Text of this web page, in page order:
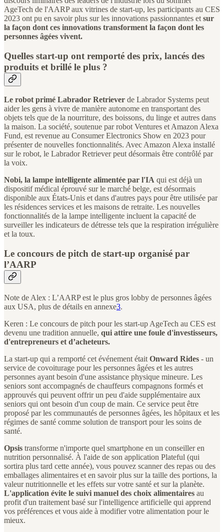
AgeTech de l'AARP aux vitrines de start-up, les participants au CES
2023 ont pu en savoir plus sur les innovations passionnantes et sur
la façon dont ces innovations transforment la façon dont les
personnes âgées vivent.
Quelles start-up ont remporté des prix, lancés des
produits et brillé le plus ?
Le robot primé Labrador Retriever de Labrador Systems peut
aider les gens à vivre de manière autonome en transportant des
objets tels que de la nourriture, des boissons, du linge et autres dans
la maison. La société, soutenue par robot Ventures et Amazon Alexa
Fund, est revenue au Consumer Electronics Show en 2023 pour
présenter de nouvelles fonctionnalités. Avec Amazon Alexa installé
sur le robot, le Labrador Retriever peut désormais être contrôlé par
la voix.
Nobi, la lampe intelligente alimentée par l'IA qui est déjà un
dispositif médical éprouvé sur le marché belge, est désormais
disponible aux États-Unis et dans d'autres pays pour être utilisée par
les résidences services et les maisons de retraite. Les nouvelles
fonctionnalités de la lampe intelligente incluent la capacité de
surveiller les indicateurs de détresse tels que la respiration irrégulière
et la toux.
Le concours de pitch de start-up organisé par
l’AARP
Note de Alex : L’AARP est le plus gros lobby de personnes âgées
aux USA, plus de détails en annexe3.
Keren : Le concours de pitch pour les start-up AgeTech au CES est
devenu une tradition annuelle, qui attire une foule d'investisseurs,
d'entrepreneurs et d’acheteurs.
La start-up qui a remporté cet événement était Onward Rides - un
service de covoiturage pour les personnes âgées et les autres
personnes ayant besoin d'une assistance physique mineure. Les
seniors sont accompagnés de chauffeurs compagnons formés et
approuvés qui peuvent offrir un peu d'aide supplémentaire aux
seniors qui ont besoin d'un coup de main. Ce service peut être
proposé par les communautés de personnes âgées, les hôpitaux et les
régimes de santé comme solution de transport pour les soins de
santé.
Opsis transforme n'importe quel smartphone en un conseiller en
nutrition personnalisé. À l'aide de son application Plateful (qui
sortira plus tard cette année), vous pouvez scanner des repas ou des
emballages alimentaires et en savoir plus sur la taille des portions, la
valeur nutritionnelle et les effets sur votre santé et sur la planète.
L'application évite le suivi manuel des choix alimentaires au
profit d'un traitement basé sur l'intelligence artificielle qui apprend
vos préférences et vous aide à modifier votre alimentation pour le
mieux.